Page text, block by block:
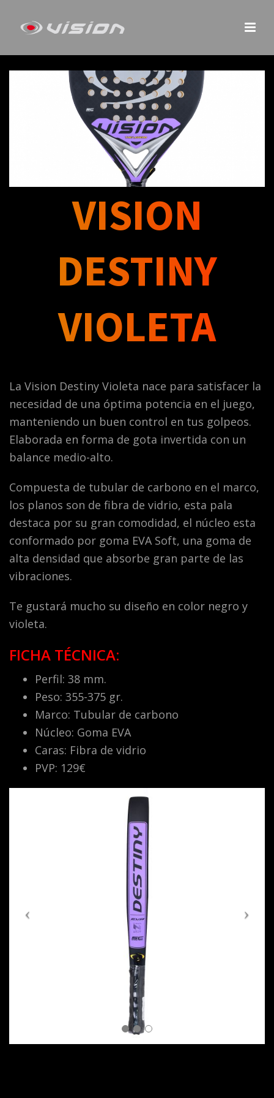
VISION
DESTINY
VIOLETA
La Vision Destiny Violeta nace para satisfacer la
necesidad de una óptima potencia en el juego,
manteniendo un buen control en tus golpeos.
Elaborada en forma de gota invertida con un
balance medio-alto.
Compuesta de tubular de carbono en el marco,
los planos son de fibra de vidrio, esta pala
destaca por su gran comodidad, el núcleo esta
conformado por goma EVA Soft, una goma de
alta densidad que absorbe gran parte de las
vibraciones.
Te gustará mucho su diseño en color negro y
violeta.
FICHA TÉCNICA:
Perfil: 38 mm.
Peso: 355-375 gr.
Marco: Tubular de carbono
Núcleo: Goma EVA
Caras: Fibra de vidrio
PVP: 129€